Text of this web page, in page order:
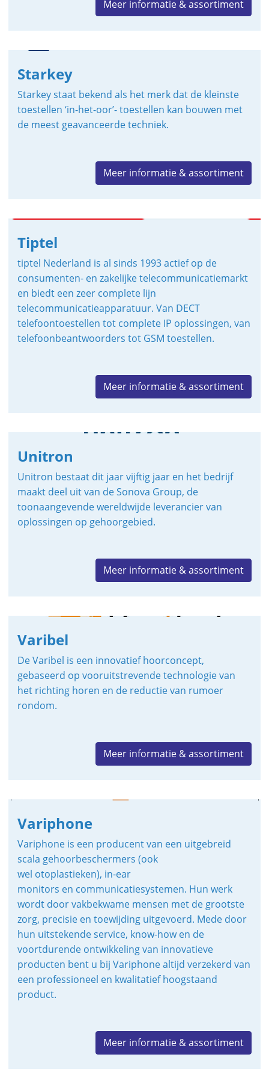
Meer informatie & assortiment
Starkey
Starkey staat bekend als het merk dat de kleinste
toestellen ‘in-het-oor’- toestellen kan bouwen met
de meest geavanceerde techniek.
Meer informatie & assortiment
Tiptel
tiptel Nederland is al sinds 1993 actief op de
consumenten- en zakelijke telecommunicatiemarkt
en biedt een zeer complete lijn
telecommunicatieapparatuur. Van DECT
telefoontoestellen tot complete IP oplossingen, van
telefoonbeantwoorders tot GSM toestellen.
Meer informatie & assortiment
Unitron
Unitron bestaat dit jaar vijftig jaar en het bedrijf
maakt deel uit van de Sonova Group, de
toonaangevende wereldwijde leverancier van
oplossingen op gehoorgebied.
Meer informatie & assortiment
Varibel
De Varibel is een innovatief hoorconcept,
gebaseerd op vooruitstrevende technologie van
het richting horen en de reductie van rumoer
rondom.
Meer informatie & assortiment
Variphone
Variphone is een producent van een uitgebreid
scala gehoorbeschermers (ook
wel otoplastieken), in-ear
monitors en communicatiesystemen. Hun werk
wordt door vakbekwame mensen met de grootste
zorg, precisie en toewijding uitgevoerd. Mede door
hun uitstekende service, know-how en de
voortdurende ontwikkeling van innovatieve
producten bent u bij Variphone altijd verzekerd van
een professioneel en kwalitatief hoogstaand
product.
Meer informatie & assortiment